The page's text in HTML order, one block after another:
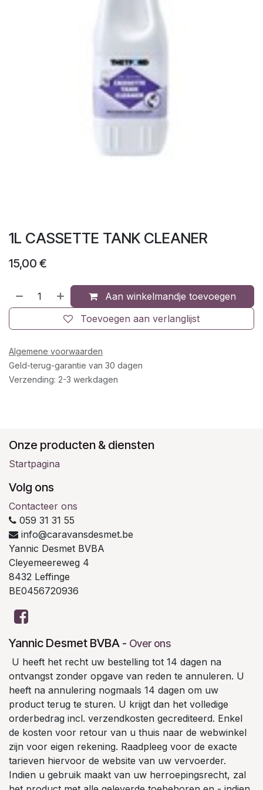
1L CASSETTE TANK CLEANER
15,00 €
Aan winkelmandje toevoegen
Toevoegen aan verlanglijst
Algemene voorwaarden
Geld-terug-garantie van 30 dagen
Verzending: 2-3 werkdagen
Onze producten & diensten
Startpagina
Volg ons
Contacteer ons
059 31 31 55
info@caravansdesmet.be
Yannic Desmet BVBA
Cleyemeereweg 4
8432 Leffinge
BE0456720936
Yannic Desmet BVBA - Over ons
U heeft het recht uw bestelling tot 14 dagen na
ontvangst zonder opgave van reden te annuleren. U
heeft na annulering nogmaals 14 dagen om uw
product terug te sturen. U krijgt dan het volledige
orderbedrag incl. verzendkosten gecrediteerd. Enkel
de kosten voor retour van u thuis naar de webwinkel
zijn voor eigen rekening. Raadpleeg voor de exacte
tarieven hiervoor de website van uw vervoerder.
Indien u gebruik maakt van uw herroepingsrecht, zal